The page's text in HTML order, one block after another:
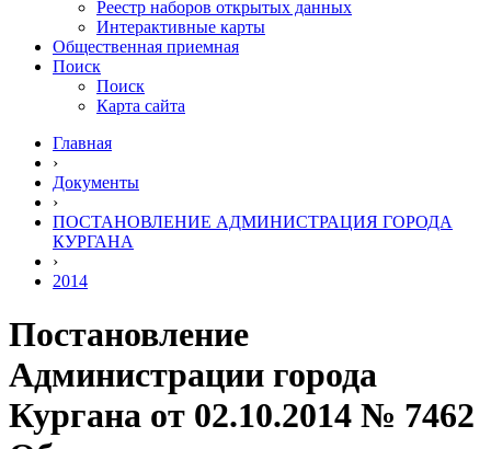
Реестр наборов открытых данных
Интерактивные карты
Общественная приемная
Поиск
Поиск
Карта сайта
Главная
›
Документы
›
ПОСТАНОВЛЕНИЕ АДМИНИСТРАЦИЯ ГОРОДА
КУРГАНА
›
2014
Постановление
Администрации города
Кургана от 02.10.2014 № 7462